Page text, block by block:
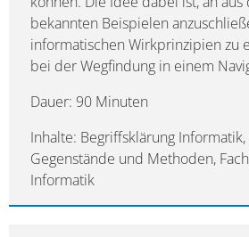
bekannten Beispielen
informatischen Wirkprinzipien zu
bei der Wegfindung in einem
Dauer: 90 Minuten
Inhalte: Begriffsklärung
Gegenstände und Methoden,
Informatik